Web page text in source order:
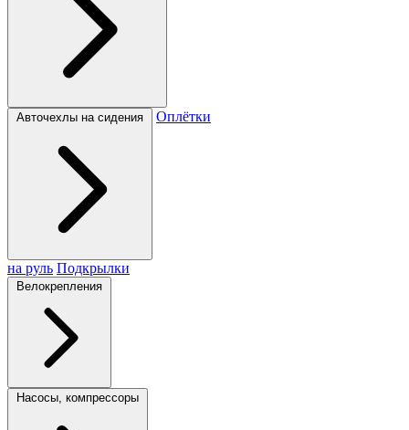
Авточехлы на сидения Оплётки
на руль Подкрылки
Велокрепления
Насосы, компрессоры